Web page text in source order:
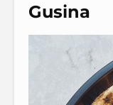
Gusina